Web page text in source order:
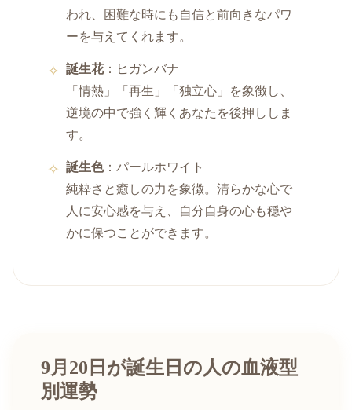
われ、困難な時にも自信と前向きなパワ
ーを与えてくれます。
誕生花：ヒガンバナ
「情熱」「再生」「独立心」を象徴し、
逆境の中で強く輝くあなたを後押ししま
す。
誕生色：パールホワイト
純粋さと癒しの力を象徴。清らかな心で
人に安心感を与え、自分自身の心も穏や
かに保つことができます。
9月20日が誕生日の人の血液型
別運勢